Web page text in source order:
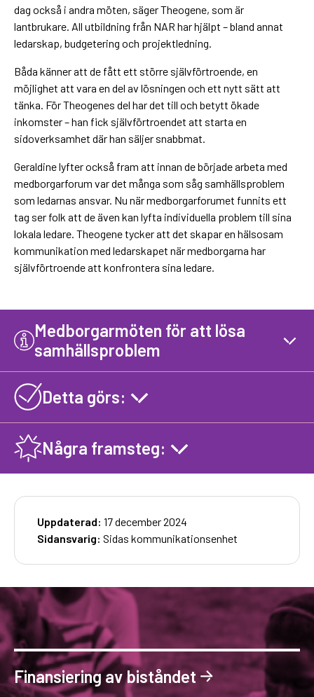
dag också i andra möten, säger Theogene, som är
lantbrukare. All utbildning från NAR har hjälpt – bland annat
ledarskap, budgetering och projektledning.
Båda känner att de fått ett större självförtroende, en
möjlighet att vara en del av lösningen och ett nytt sätt att
tänka. För Theogenes del har det till och betytt ökade
inkomster – han fick självförtroendet att starta en
sidoverksamhet där han säljer snabbmat.
Geraldine lyfter också fram att innan de började arbeta med
medborgarforum var det många som såg samhällsproblem
som ledarnas ansvar. Nu när medborgarforumet funnits ett
tag ser folk att de även kan lyfta individuella problem till sina
lokala ledare. Theogene tycker att det skapar en hälsosam
kommunikation med ledarskapet när medborgarna har
självförtroende att konfrontera sina ledare.
Medborgarmöten för att lösa
samhällsproblem
Detta görs:
Några framsteg:
Uppdaterad: 17 december 2024
Sidansvarig: Sidas kommunikationsenhet
Finansiering av biståndet